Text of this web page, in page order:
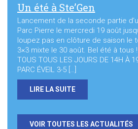
Un été à Ste’Gen
Lancement de la seconde partie
Parc Pierre le mercredi 19 août
loupez pas en clôture de saison le
3×3 mixte le 30 août. Bel été à tous !
TOUS TOUS LES JOURS DE 14H À
PARC ÉVEIL 3-5 […]
LIRE LA SUITE
VOIR TOUTES LES ACTUALITÉS